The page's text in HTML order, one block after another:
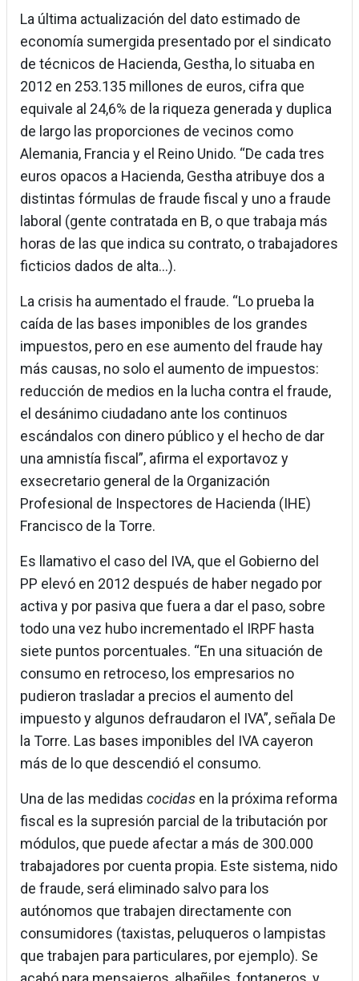
La última actualización del dato estimado de
economía sumergida presentado por el sindicato
de técnicos de Hacienda, Gestha, lo situaba en
2012 en 253.135 millones de euros, cifra que
equivale al 24,6% de la riqueza generada y duplica
de largo las proporciones de vecinos como
Alemania, Francia y el Reino Unido. “De cada tres
euros opacos a Hacienda, Gestha atribuye dos a
distintas fórmulas de fraude fiscal y uno a fraude
laboral (gente contratada en B, o que trabaja más
horas de las que indica su contrato, o trabajadores
ficticios dados de alta...).
La crisis ha aumentado el fraude. “Lo prueba la
caída de las bases imponibles de los grandes
impuestos, pero en ese aumento del fraude hay
más causas, no solo el aumento de impuestos:
reducción de medios en la lucha contra el fraude,
el desánimo ciudadano ante los continuos
escándalos con dinero público y el hecho de dar
una amnistía fiscal”, afirma el exportavoz y
exsecretario general de la Organización
Profesional de Inspectores de Hacienda (IHE)
Francisco de la Torre.
Es llamativo el caso del IVA, que el Gobierno del
PP elevó en 2012 después de haber negado por
activa y por pasiva que fuera a dar el paso, sobre
todo una vez hubo incrementado el IRPF hasta
siete puntos porcentuales. “En una situación de
consumo en retroceso, los empresarios no
pudieron trasladar a precios el aumento del
impuesto y algunos defraudaron el IVA”, señala De
la Torre. Las bases imponibles del IVA cayeron
más de lo que descendió el consumo.
Una de las medidas cocidas en la próxima reforma
fiscal es la supresión parcial de la tributación por
módulos, que puede afectar a más de 300.000
trabajadores por cuenta propia. Este sistema, nido
de fraude, será eliminado salvo para los
autónomos que trabajen directamente con
consumidores (taxistas, peluqueros o lampistas
que trabajen para particulares, por ejemplo). Se